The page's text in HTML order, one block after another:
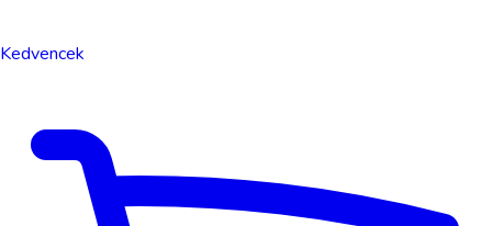
Kedvencek